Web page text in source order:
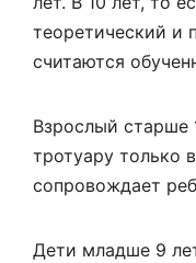
теоретический и
считаются
Взрослый старше
тротуару только
сопровождает
Дети младше 9